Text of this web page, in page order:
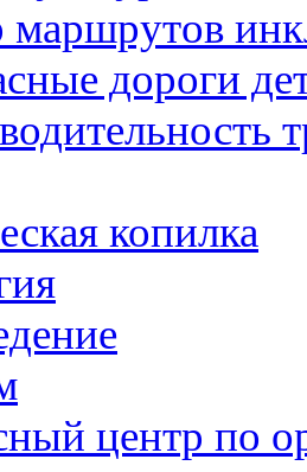
маршрутов
дороги
копилка
центр по